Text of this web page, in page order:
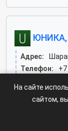
ЮНИКА,
Адрес:
Телефон:
c 09:00-
выходной,
На сайте
сайтом,